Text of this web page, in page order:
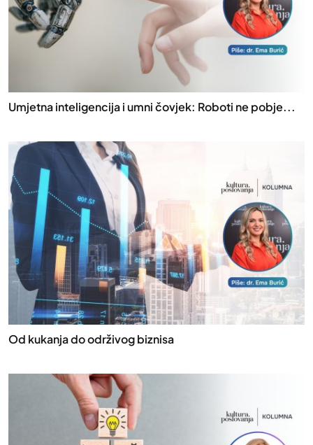
Umjetna inteligencija i umni čovjek: Roboti ne pobje...
Od kukanja do održivog biznisa